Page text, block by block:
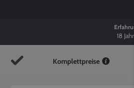
18
Komplettpreise